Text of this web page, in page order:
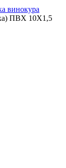
ПВХ 10Х1,5